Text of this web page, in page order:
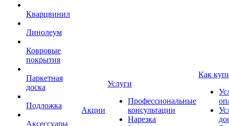
Кварцвинил
Линолеум
Ковровые
покрытия
Паркетная
доска
Подложка
Аксессуары
Акции
Услуги
Профессиональные
консультации
Нарезка
Как